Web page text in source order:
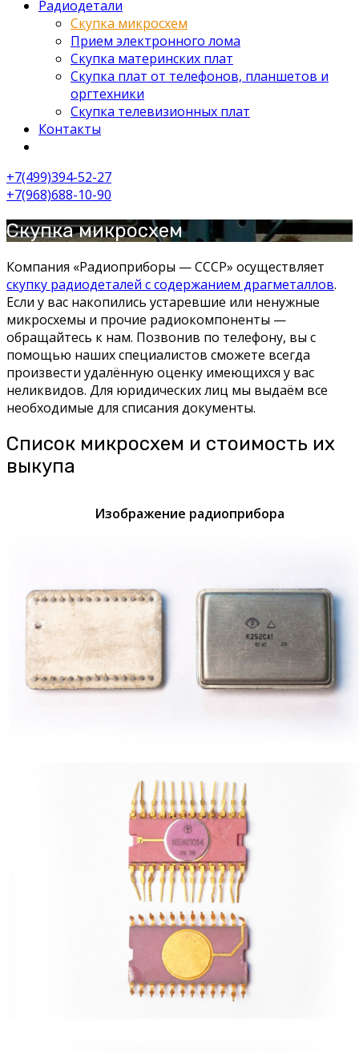
Радиодетали
Скупка микросхем
Прием электронного лома
Скупка материнских плат
Скупка плат от телефонов, планшетов и
оргтехники
Скупка телевизионных плат
Контакты
+7(499)394-52-27
+7(968)688-10-90
Скупка микросхем
Компания «Радиоприборы — СССР» осуществляет
скупку радиодеталей с содержанием драгметаллов.
Если у вас накопились устаревшие или ненужные
микросхемы и прочие радиокомпоненты —
обращайтесь к нам. Позвонив по телефону, вы с
помощью наших специалистов сможете всегда
произвести удалённую оценку имеющихся у вас
неликвидов. Для юридических лиц мы выдаём все
необходимые для списания документы.
Список микросхем и стоимость их
выкупа
Изображение радиоприбора